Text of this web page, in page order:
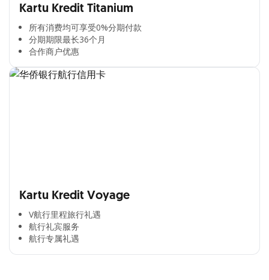
Kartu Kredit Titanium
所有消费均可享受0%分期付款​
分期期限最长36个月​
合作商户优惠​
Kartu Kredit Voyage
V航行里程旅行礼遇
航行礼宾服务
航行专属礼遇
Cross Selling Banner Global